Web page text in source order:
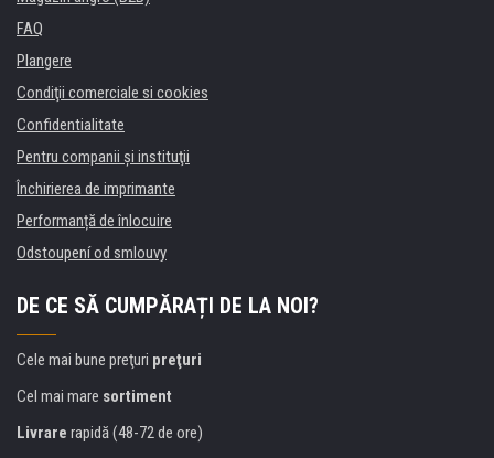
FAQ
Plangere
Condiţii comerciale si cookies
Confidentialitate
Pentru companii și instituţii
Închirierea de imprimante
Performanță de înlocuire
Odstoupení od smlouvy
DE CE SĂ CUMPĂRAȚI DE LA NOI?
Cele mai bune preţuri preţuri
Cel mai mare sortiment
Livrare rapidă (48-72 de ore)